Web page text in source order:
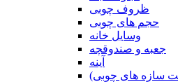
ظروف چوبی
حجم های چوبی
وسایل خانه
جعبه و صندوقچه
آینه
سازه های چوبی)